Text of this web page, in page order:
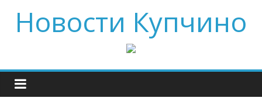
Новости Купчино